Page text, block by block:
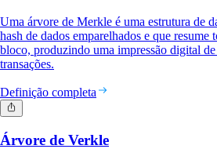
Uma árvore de Merkle é uma estrutura de
hash de dados emparelhados e que resume
bloco, produzindo uma impressão digital
transações.
Definição completa
Árvore de Verkle